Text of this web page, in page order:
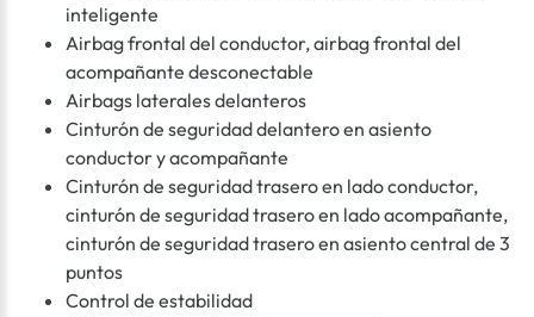
inteligente
Airbag frontal del conductor, airbag frontal del
acompañante desconectable
Airbags laterales delanteros
Cinturón de seguridad delantero en asiento
conductor y acompañante
Cinturón de seguridad trasero en lado conductor,
cinturón de seguridad trasero en lado acompañante,
cinturón de seguridad trasero en asiento central de 3
puntos
Control de estabilidad